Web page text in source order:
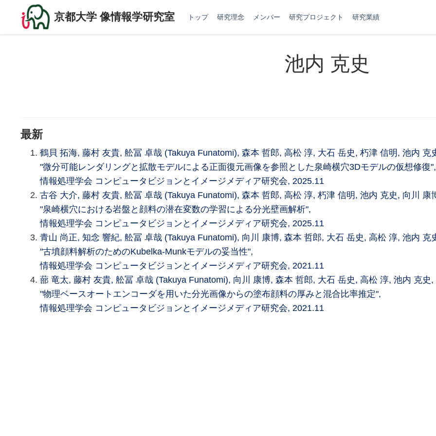
京都大学 像情報学研究室 トップ 研究理念 メンバー 研究プロジェクト 研究業績
池内 克史
最新
鶴貝 拓海, 藤村 友貴, 舩冨 卓哉 (Takuya Funatomi), 森本 哲郎, 高松 淳, 大石 岳史, 朽津 信明, 池内 克
"微分可能レンダリングと拡散モデルによる正面復元画像を参照とした泉崎横穴3Dモデルの仮想修復",
情報処理学会 コンピュータビジョンとイメージメディア研究会, 2025.11
古谷 大介, 藤村 友貴, 舩冨 卓哉 (Takuya Funatomi), 森本 哲郎, 高松 淳, 朽津 信明, 池内 克史, 向川 康
"泉崎横穴における岩盤と顔料の潜在変数の学習による分光壁画解析",
情報処理学会 コンピュータビジョンとイメージメディア研究会, 2025.11
青山 尚正, 知念 響紀, 舩冨 卓哉 (Takuya Funatomi), 向川 康博, 森本 哲郎, 大石 岳史, 高松 淳, 池内 克
"古墳顔料解析のためのKubelka-Munkモデルの妥当性",
情報処理学会 コンピュータビジョンとイメージメディア研究会, 2021.11
蔀 竜太, 藤村 友貴, 舩冨 卓哉 (Takuya Funatomi), 向川 康博, 森本 哲郎, 大石 岳史, 高松 淳, 池内 克史,
"物理ベースオートエンコーダを用いた分光画像からの塗布顔料の厚みと混合比率推定",
情報処理学会 コンピュータビジョンとイメージメディア研究会, 2021.11